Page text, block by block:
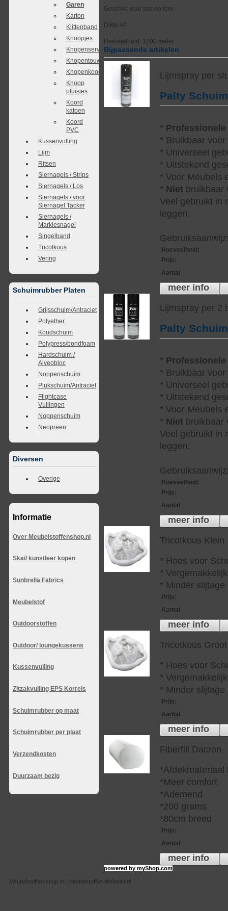
Garen
Karton
Klittenband
Knoopjes
Knopenservice
Knopentouw
Knopenkoordjes
Knoop
pluisjes
Koord
katoen
Koord
PVC
Kussenvulling
Lijm
Ritsen
Siernagels / Strips
Siernagels / Los
Siernagels / voor
Siernagel Tacker
Siernagels /
Markiesnagel
Singelband
Tricotkous
Vering
Schuimrubber Platen
Grijsschuim/Antraciet
Polyether
Koudschuim
Polypress/bondfoam
Hardschuim /
Alveobloc
Noppenschuim
Plukschuim/Antraciet
Flightcase
Vullingen
Noppenschuim
Neopreen
Diversen
Overige
Informatie
Over Meubelstoffenshop.nl
Skai/ kunstleer kopen
Sunbrella Fabrics
Meubelstof
Outdoorstoffen
Outdoor/ loungekussens
Kussenvulling
Zitzakvulling EPS Korrels
Schuimrubber op maat
Schuimrubber per plaat
Verzendkosten
Duurzaam bezig
Geschikt voor stof en leer.
Dikte 40
Hoeveelheid: 1200 meter
Bijpassende artikelen
Lijmspray per
Palty
* Professionele
* Bruikbaar
* Universeel
* Uitstekend
* Voor Meubels
* Niet bruikbaar
Veel gebruikt in
leggen.
Hoeveelheid :
Prijs:
Aantal
meer info
Lijmspray per 2
Palty
* Professionele
* Bruikbaar
* Universeel
* Uitstekend
* Voor Meubels
* Niet bruikbaar
Veel gebruikt in
leggen.
Hoeveelheid :
Prijs:
Aantal
meer info
Tricotkous Klein
* Hoes voor
*
* Minder slijtage
Prijs:
Aantal
meer info
Tricotkous Groot
* Hoes voor
*
* Minder slijtage
Prijs:
Aantal
meer info
Fiberfill Dacron
*Afdekmateriaal
*Meer comfort
*Ademend
*200 grams
*80cm breed
Prijs:
Aantal
meer info
powered bymyShop.com
Meubelstoffen-shop.nl | Meubelstoffen Webwinkel